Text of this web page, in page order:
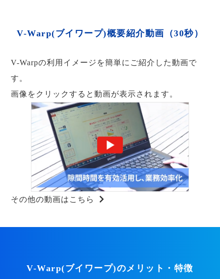
V-Warp(ブイワープ)概要紹介動画（30秒）
V-Warpの利用イメージを簡単にご紹介した動画で
す。
画像をクリックすると動画が表示されます。
その他の動画はこちら
V-Warp(ブイワープ)のメリット・特徴